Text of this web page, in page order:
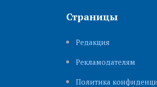
Страницы
Редакция
Рекламодателям
Политика